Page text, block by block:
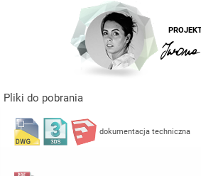
Pliki do pobrania
dokumentacja techniczna